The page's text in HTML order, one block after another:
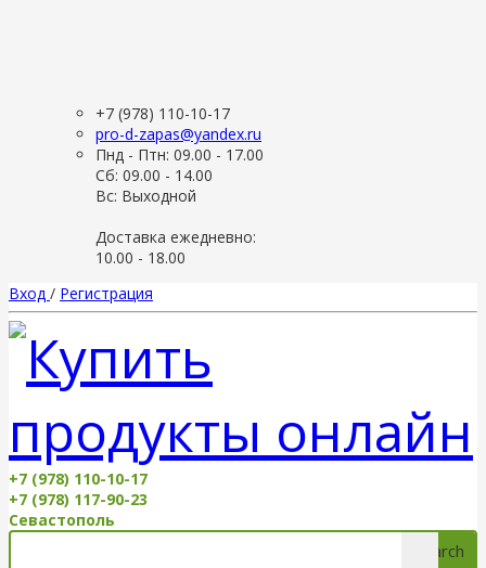
+7 (978) 110-10-17
pro-d-zapas@yandex.ru
Пнд - Птн: 09.00 - 17.00
Сб: 09.00 - 14.00
Вс: Выходной
Доставка ежедневно:
10.00 - 18.00
Вход / Регистрация
+7 (978) 110-10-17
+7 (978) 117-90-23
Севастополь
Search